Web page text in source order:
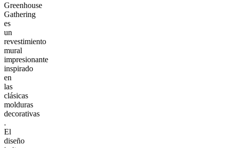
Greenhouse
Gathering
es
un
revestimiento
mural
impresionante
inspirado
en
las
clásicas
molduras
decorativas
.
El
diseño